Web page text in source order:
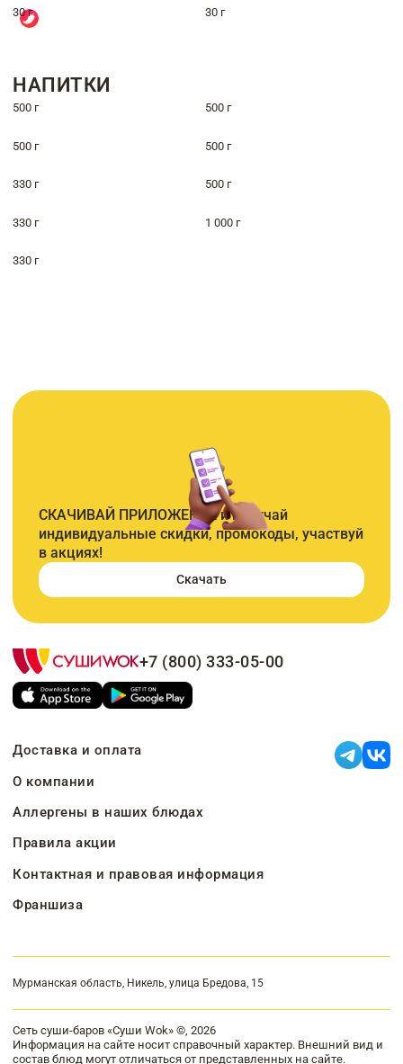
30 г 30 г
НАПИТКИ
500 г 500 г
500 г 500 г
330 г 500 г
330 г 1 000 г
330 г
СКАЧИВАЙ ПРИЛОЖЕНИЕ и получай
индивидуальные скидки, промокоды, участвуй
в акциях!
Скачать
+7 (800) 333-05-00
Доставка и оплата
О компании
Аллергены в наших блюдах
Правила акции
Контактная и правовая информация
Франшиза
Мурманская область, Никель, улица Бредова, 15
Сеть суши-баров «Суши Wok» ©, 2026
Информация на сайте носит справочный характер. Внешний вид и
состав блюд могут отличаться от представленных на сайте.